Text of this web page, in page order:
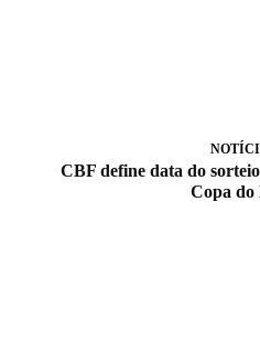
CBF define data do
Copa do